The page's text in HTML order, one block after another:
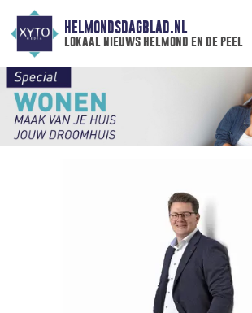
HELMONDSDAGBLAD.NL
lokaal nieuws helmond en de peel